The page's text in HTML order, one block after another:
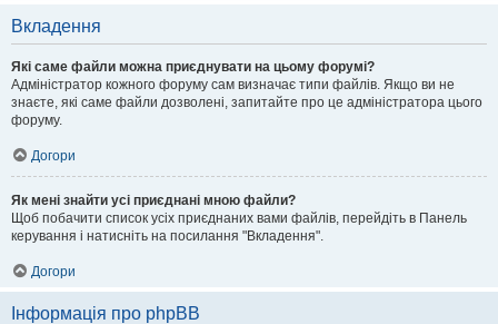
Вкладення
Які саме файли можна приєднувати на цьому форумі?
Адміністратор кожного форуму сам визначає типи файлів. Якщо ви не
знаєте, які саме файли дозволені, запитайте про це адміністратора цього
форуму.
Догори
Як мені знайти усі приєднані мною файли?
Щоб побачити список усіх приєднаних вами файлів, перейдіть в Панель
керування і натисніть на посилання "Вкладення".
Догори
Інформація про phpBB